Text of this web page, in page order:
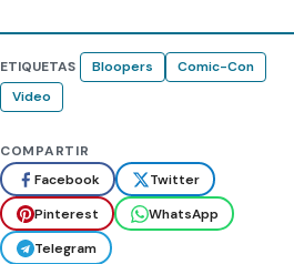
ETIQUETAS Bloopers
Comic-Con
Video
COMPARTIR
Facebook
Twitter
Pinterest
WhatsApp
Telegram